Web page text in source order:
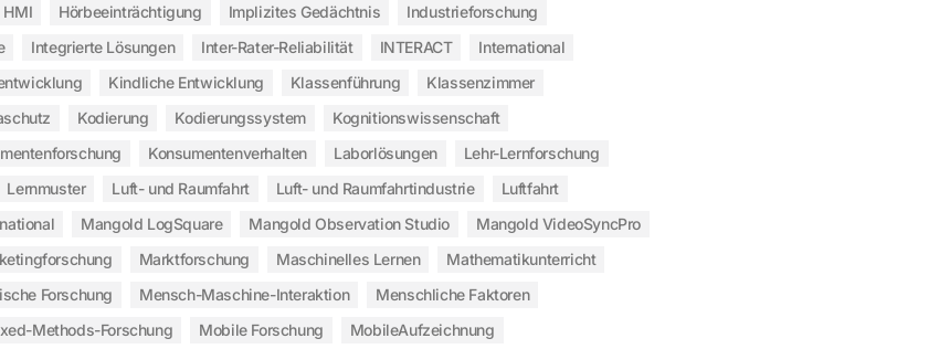
HMI Hörbeeinträchtigung Implizites Gedächtnis
Industrieforschung
Integrierte Lösungen Inter-Rater-Reliabilität INTERACT
International
Kindliche Entwicklung Klassenführung
Klassenzimmer
Kodierung Kodierungssystem
Kognitionswissenschaft
Konsumentenverhalten Laborlösungen
Lehr-Lernforschung
Lernmuster Luft- und Raumfahrt Luft- und Raumfahrtindustrie
Luftfahrt
Mangold LogSquare Mangold Observation Studio
Mangold VideoSyncPro
Marktforschung Maschinelles Lernen
Mathematikunterricht
Forschung Mensch-Maschine-Interaktion
Menschliche Faktoren
Methods-Forschung Mobile Forschung
MobileAufzeichnung